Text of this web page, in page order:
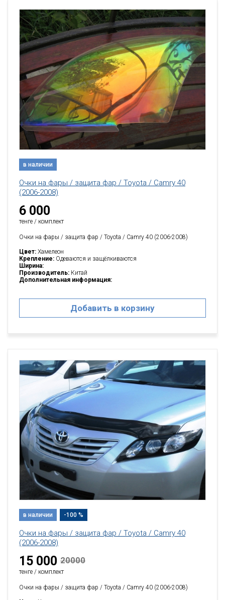
в наличии
Очки на фары / защита фар / Toyota / Camry 40
(2006-2008)
6 000
тенге / комплект
Очки на фары / защита фар / Toyota / Camry 40 (2006-2008)
Цвет: Хамелеон
Крепление: Одеваются и защёлкиваются
Ширина:
Производитель: Китай
Дополнительная информация:
Добавить в корзину
в наличии -100 %
Очки на фары / защита фар / Toyota / Camry 40
(2006-2008)
15 000 20000
тенге / комплект
Очки на фары / защита фар / Toyota / Camry 40 (2006-2008)